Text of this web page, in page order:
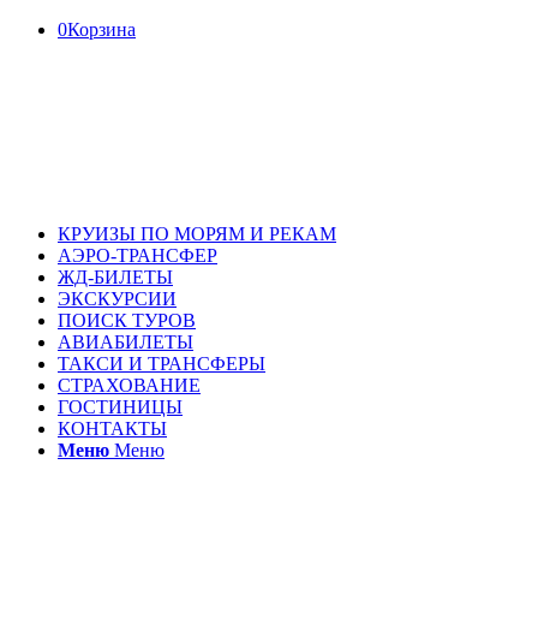
0Корзина
КРУИЗЫ ПО МОРЯМ И РЕКАМ
АЭРО-ТРАНСФЕР
ЖД-БИЛЕТЫ
ЭКСКУРСИИ
ПОИСК ТУРОВ
АВИАБИЛЕТЫ
ТАКСИ И ТРАНСФЕРЫ
СТРАХОВАНИЕ
ГОСТИНИЦЫ
КОНТАКТЫ
Меню Меню